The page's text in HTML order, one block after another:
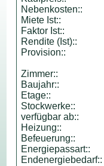
Nebenkosten::
Miete Ist::
Faktor Ist::
Rendite (Ist)::
Provision::
Zimmer::
Baujahr::
Etage::
Stockwerke::
verfügbar ab::
Heizung::
Befeuerung::
Energiepassart::
Endenergiebedarf::